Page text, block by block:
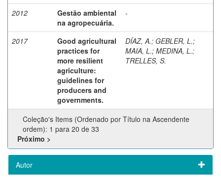
2012
Gestão ambiental
na agropecuária.
-
2017
Good agricultural
practices for
more resilient
agriculture:
guidelines for
producers and
governments.
DÍAZ, A.; GEBLER, L.;
MAIA, L.; MEDINA, L.;
TRELLES, S.
Coleção's Items (Ordenado por Título na Ascendente
ordem): 1 para 20 de 33
Próximo >
Autor